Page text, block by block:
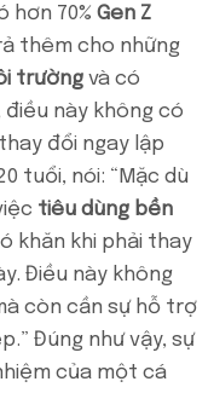
hơn 70% Gen Z
thêm cho những
trường và có
điều này không có
đổi ngay lập
tuổi, nói: “Mặc dù
tiêu dùng bền
khăn khi phải thay
Điều này không
còn cần sự hỗ trợ
Đúng như vậy, sự
của một cá